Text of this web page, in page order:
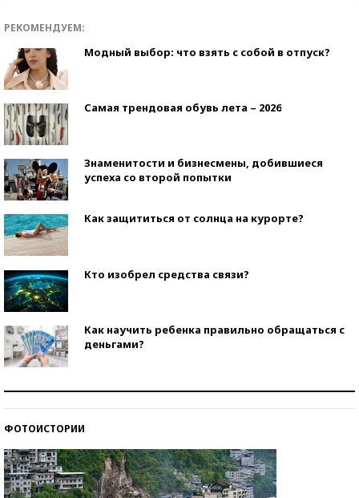
РЕКОМЕНДУЕМ:
Модный выбор: что взять с собой в отпуск?
Самая трендовая обувь лета – 2026
Знаменитости и бизнесмены, добившиеся
успеха со второй попытки
Как защититься от солнца на курорте?
Кто изобрел средства связи?
Как научить ребенка правильно обращаться с
деньгами?
ФОТОИСТОРИИ